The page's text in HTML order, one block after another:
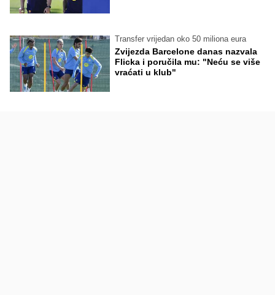
Transfer vrijedan oko 50 miliona eura
Zvijezda Barcelone danas nazvala
Flicka i poručila mu: "Neću se više
vraćati u klub"